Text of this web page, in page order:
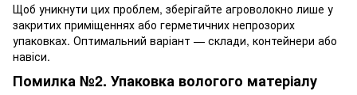
Щоб уникнути цих проблем, зберігайте агроволокно лише у
закритих приміщеннях або герметичних непрозорих
упаковках. Оптимальний варіант — склади, контейнери або
навіси.
Помилка №2. Упаковка вологого матеріалу